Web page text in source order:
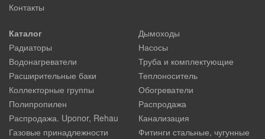
Контакты
Каталог
Дымоходы
Радиаторы
Насосы
Водонагреватели
Труба и комплектующие
Расширительные баки
Теплоноситель
Коллекторные группы
Обогреватели
Полипропилен
Распродажа
Распродажа. Uponor, Rehau
Канализация
Газовые принадлежности
Фитинги стальные, чугунные